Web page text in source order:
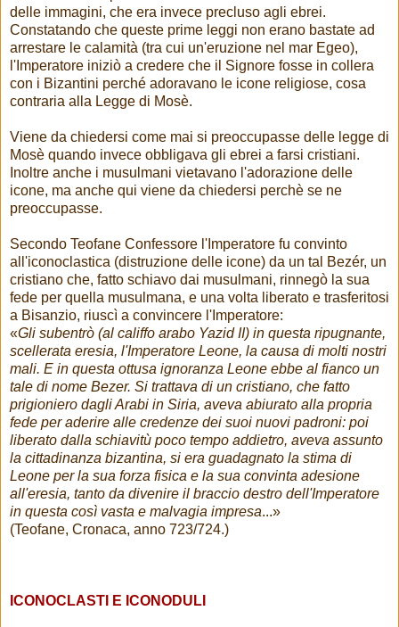
delle immagini, che era invece precluso agli ebrei.
Constatando che queste prime leggi non erano bastate ad
arrestare le calamità (tra cui un'eruzione nel mar Egeo),
l'Imperatore iniziò a credere che il Signore fosse in collera
con i Bizantini perché adoravano le icone religiose, cosa
contraria alla Legge di Mosè.
Viene da chiedersi come mai si preoccupasse delle legge di
Mosè quando invece obbligava gli ebrei a farsi cristiani.
Inoltre anche i musulmani vietavano l'adorazione delle
icone, ma anche qui viene da chiedersi perchè se ne
preoccupasse.
Secondo Teofane Confessore l'Imperatore fu convinto
all'iconoclastica (distruzione delle icone) da un tal Bezér, un
cristiano che, fatto schiavo dai musulmani, rinnegò la sua
fede per quella musulmana, e una volta liberato e trasferitosi
a Bisanzio, riuscì a convincere l'Imperatore:
«Gli subentrò (al califfo arabo Yazid II) in questa ripugnante,
scellerata eresia, l'Imperatore Leone, la causa di molti nostri
mali. E in questa ottusa ignoranza Leone ebbe al fianco un
tale di nome Bezer. Si trattava di un cristiano, che fatto
prigioniero dagli Arabi in Siria, aveva abiurato alla propria
fede per aderire alle credenze dei suoi nuovi padroni: poi
liberato dalla schiavitù poco tempo addietro, aveva assunto
la cittadinanza bizantina, si era guadagnato la stima di
Leone per la sua forza fisica e la sua convinta adesione
all'eresia, tanto da divenire il braccio destro dell'Imperatore
in questa così vasta e malvagia impresa...»
(Teofane, Cronaca, anno 723/724.)
ICONOCLASTI E ICONODULI